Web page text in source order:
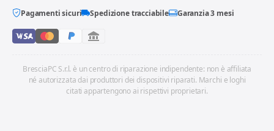
Pagamenti sicuri Spedizione tracciabile Garanzia 3 mesi
BresciaPC S.r.l. è un centro di riparazione indipendente: non è affiliata
né autorizzata dai produttori dei dispositivi riparati. Marchi e loghi
citati appartengono ai rispettivi proprietari.